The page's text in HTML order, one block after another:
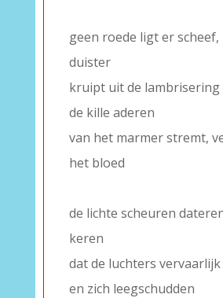
geen roede ligt er scheef,
duister
kruipt uit de lambrisering
de kille aderen
van het marmer stremt,
het bloed
de lichte scheuren
keren
dat de luchters vervaarlijk
en zich leegschudden